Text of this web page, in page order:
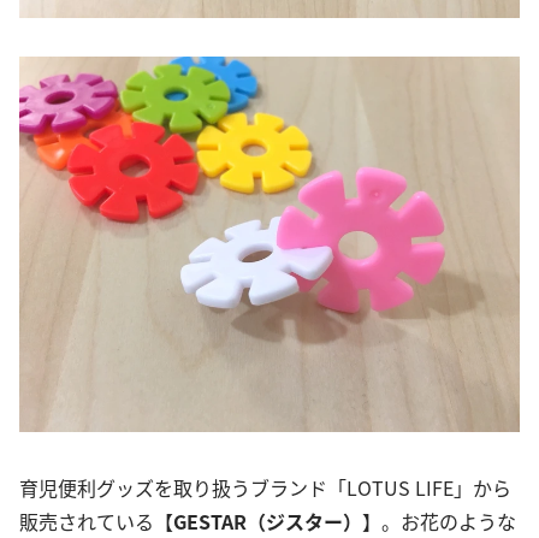
育児便利グッズを取り扱うブランド「LOTUS LIFE」から
販売されている【GESTAR（ジスター） 】。お花のような